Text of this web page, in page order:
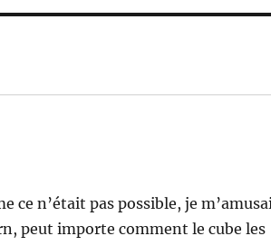
ce n’était pas possible, je
peut importe comment le cube les